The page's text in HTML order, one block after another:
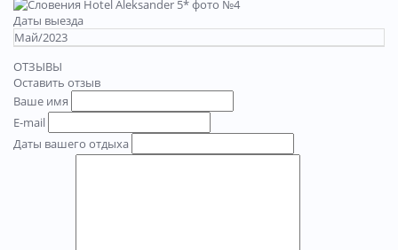
Даты выезда
Май/2023
ОТЗЫВЫ
Оставить отзыв
Ваше имя
E-mail
Даты вашего отдыха